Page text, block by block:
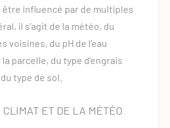
être influencé par de multiples
il s’agit de la météo, du
voisines, du pH de l’eau
parcelle, du type d’engrais
type de sol.
ET DE LA MÉTÉO